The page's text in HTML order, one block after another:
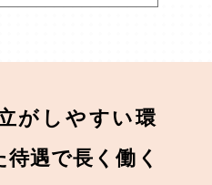
がしやすい環
遇で長く働く